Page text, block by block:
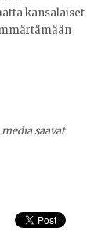
kansalaiset
saavat